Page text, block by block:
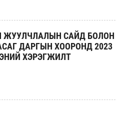
ЖУУЛЧЛАЛЫН САЙД БОЛОН
ДАРГЫН ХООРОНД 2023
ХЭРЭГЖИЛТ